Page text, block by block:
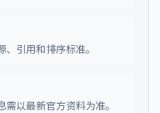
引用和排序标准。
以最新官方资料为准。